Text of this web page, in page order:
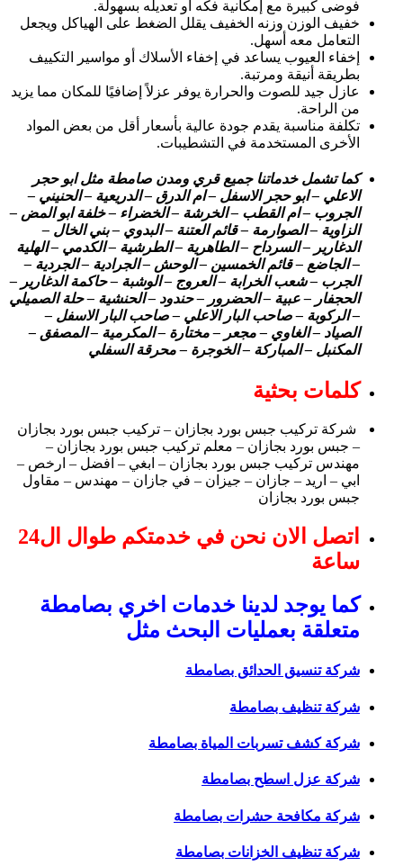
فوضى كبيرة مع إمكانية فكه أو تعديله بسهولة.
خفيف الوزن وزنه الخفيف يقلل الضغط على الهياكل ويجعل
التعامل معه أسهل.
إخفاء العيوب يساعد في إخفاء الأسلاك أو مواسير التكييف
بطريقة أنيقة ومرتبة.
عازل جيد للصوت والحرارة يوفر عزلاً إضافيًا للمكان مما يزيد
من الراحة.
تكلفة مناسبة يقدم جودة عالية بأسعار أقل من بعض المواد
الأخرى المستخدمة في التشطيبات.
كما تشمل خدماتنا جميع قري ومدن صامطة مثل ابو حجر
الاعلي – ابو حجر الاسفل – ام الدرق – الدريعية – الحنيني –
الجروب – ام القطب – الخرشة – الخضراء – خلفة ابو المض –
الزاوية – الصوارمة – قائم العتنة – البدوي – بني الخال –
الدغارير – السرداح – الطاهرية – الطرشية – الكدمي – الهلية
– الجاضع – قائم الخمسين – الوحش – الجرادية – الجردية –
الجرب – شعب الخرابة – العروج – الوشبة – حاكمة الدغارير –
الحجفار – عبية – الحضرور – حندود – الحنشية – حلة الصميلي
– الركوبة – صاحب البار الاعلي – صاحب البار الاسفل –
الصياد – الغاوي – مجعر – مختارة – المكرمية – المصفق –
المكنبل – المباركة – الخوجرة – محرقة السفلي
كلمات بحثية
شركة تركيب جبس بورد بجازان – تركيب جبس بورد بجازان
– جبس بورد بجازان – معلم تركيب جبس بورد بجازان –
مهندس تركيب جبس بورد بجازان – ابغي – افضل – ارخص –
ابي – اريد – جازان – جيزان – في جازان – مهندس – مقاول
جبس بورد بجازان
اتصل الان نحن في خدمتكم طوال ال24
ساعة
كما يوجد لدينا خدمات اخري بصامطة
متعلقة بعمليات البحث مثل
شركة تنسيق الحدائق بصامطة
شركة تنظيف بصامطة
شركة كشف تسربات المياة بصامطة
شركة عزل اسطح بصامطة
شركة مكافحة حشرات بصامطة
شركة تنظيف الخزانات بصامطة